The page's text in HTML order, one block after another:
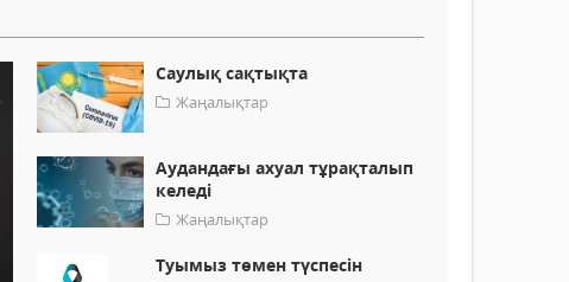
Саулық сақтықта
Жаңалықтар
Аудандағы ахуал тұрақталып
келеді
Жаңалықтар
Туымыз төмен түспесін